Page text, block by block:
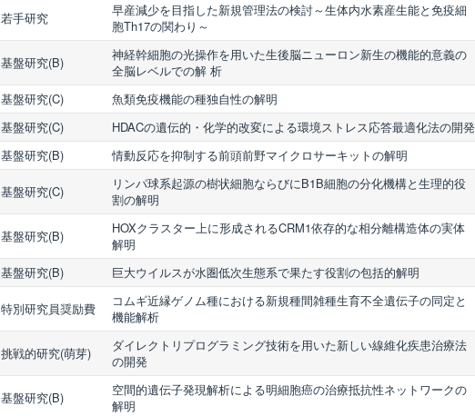
若手研究
早産減少を目指した新規管理法の検討～生体内水素産生能と免疫細
胞Th17の関わり～
基盤研究(B)
神経幹細胞の光操作を用いた生後脳ニューロン新生の機能的意義の
全脳レベルでの解 析
基盤研究(C) 魚類免疫機能の種独自性の解明
基盤研究(C) HDACの遺伝的・化学的改変による環境ストレス応答最適化法の開発
基盤研究(B) 情動反応を抑制する前頭前野マイクロサーキットの解明
基盤研究(C)
リンパ球系起源の樹状細胞ならびにB1B細胞の分化機構と生理的役
割の解明
基盤研究(B)
HOXクラスター上に形成されるCRM1依存的な相分離構造体の実体
解明
基盤研究(B) 巨大ウイルスが水圏低次生態系で果たす役割の包括的解明
特別研究員奨励費
コムギ近縁ゲノム種における新規種間雑種生育不全遺伝子の同定と
機能解析
挑戦的研究(萌芽)
ダイレクトリプログラミング技術を用いた新しい線維化疾患治療法
の開発
基盤研究(B)
空間的遺伝子発現解析による明細胞癌の治療抵抗性ネットワークの
解明